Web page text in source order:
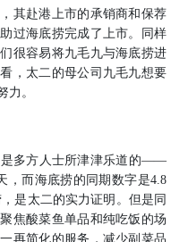
其赴港上市的承销商和保荐
过海底捞完成了上市。同样
很容易将九毛九与海底捞进
，太二的母公司九毛九想要
力。
是多方人士所津津乐道的——
，而海底捞的同期数字是4.8
是太二的实力证明。但是同
焦酸菜鱼单品和纯吃饭的场
再简化的服务，减少副菜品